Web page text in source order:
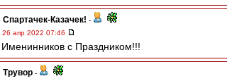
Спартачек-Казачек! -
26 апр 2022 07:46
Именинников с Праздником!!!
Трувор -